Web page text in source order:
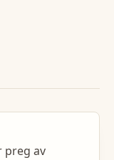
preg av